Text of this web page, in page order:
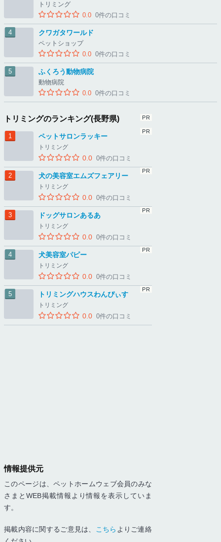
トリミング
0.0 0件の口コミ
クワガタワールド
ペットショップ
0.0 0件の口コミ
ふくろう動物病院
動物病院
0.0 0件の口コミ
トリミングのランキング(長野県)
ペットサロンラッキー
トリミング
0.0 0件の口コミ
犬の美容室エムズフェアリー
トリミング
0.0 0件の口コミ
ドッグサロンあるあ
トリミング
0.0 0件の口コミ
犬美容室パピー
トリミング
0.0 0件の口コミ
トリミングハウスわんぴぃす
トリミング
0.0 0件の口コミ
情報提供元
このページは、ペットホームウェブ会員のみな
さまとWEB掲載情報より情報を表示していま
す。
掲載内容に関するご意見は、 こちら よりご連絡